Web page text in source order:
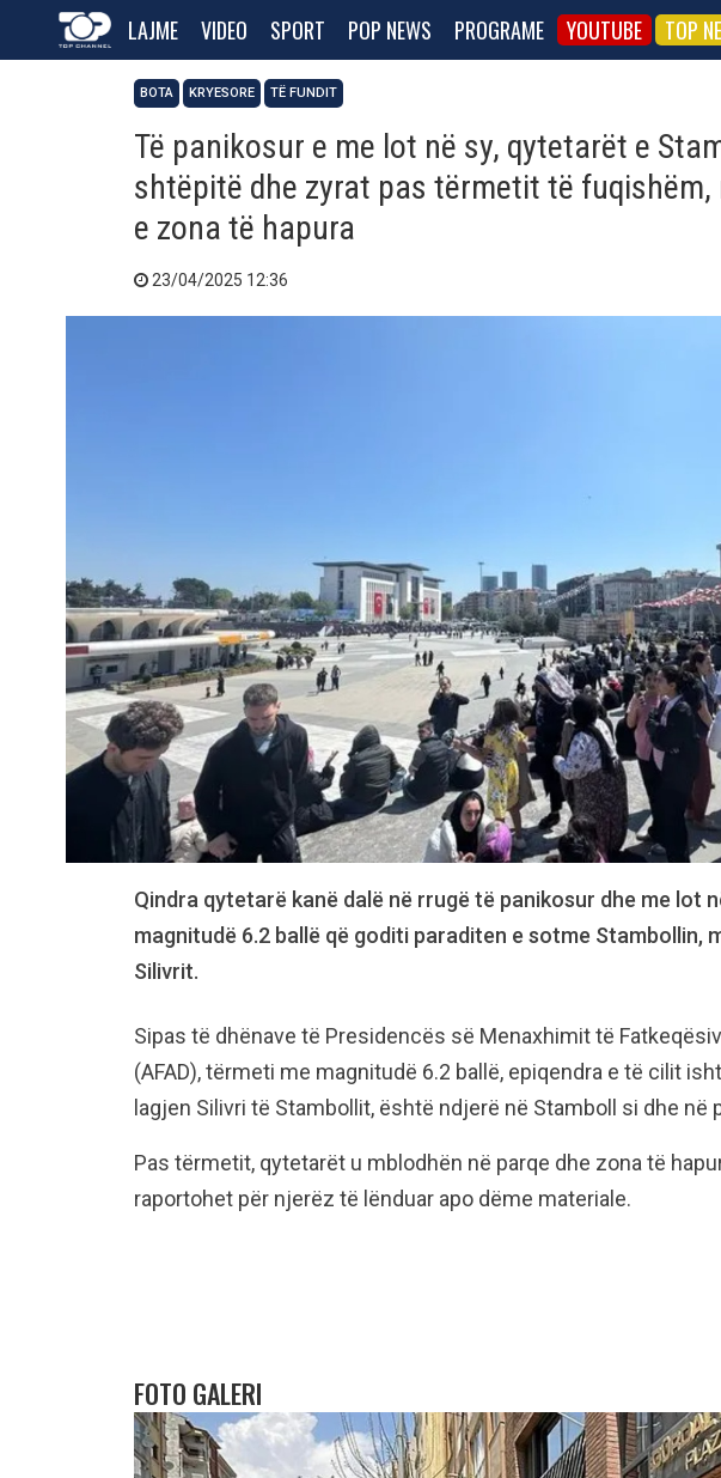
LAJME VIDEO SPORT POP NEWS PROGRAME YOUTUBE TOP
BOTA KRYESORE TË FUNDIT
Të panikosur e me lot në sy, qytetarët e
shtëpitë dhe zyrat pas tërmetit të fuqishëm,
e zona të hapura
23/04/2025 12:36
Qindra qytetarë kanë dalë në rrugë të panikosur dhe me lot
magnitudë 6.2 ballë që goditi paraditen e sotme Stambollin,
Silivrit.
Sipas të dhënave të Presidencës së Menaxhimit të
(AFAD), tërmeti me magnitudë 6.2 ballë, epiqendra e të cilit
lagjen Silivri të Stambollit, është ndjerë në Stamboll si dhe në
Pas tërmetit, qytetarët u mblodhën në parqe dhe zona të
raportohet për njerëz të lënduar apo dëme materiale.
FOTO GALERI